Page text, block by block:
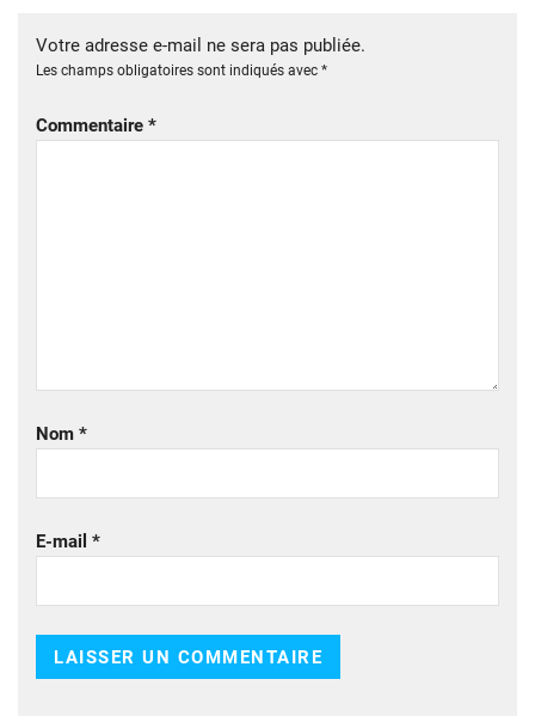
Votre adresse e-mail ne sera pas publiée.
Les champs obligatoires sont indiqués avec *
Commentaire *
Nom *
E-mail *